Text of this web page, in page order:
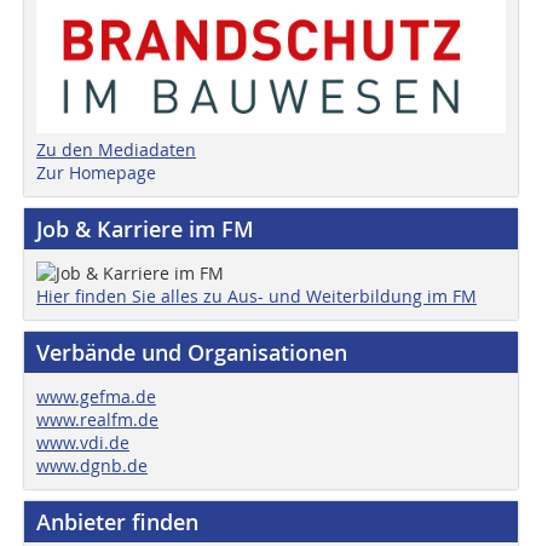
Zu den Mediadaten
Zur Homepage
Job & Karriere im FM
Hier finden Sie alles zu Aus- und Weiterbildung im FM
Verbände und Organisationen
www.gefma.de
www.realfm.de
www.vdi.de
www.dgnb.de
Anbieter finden